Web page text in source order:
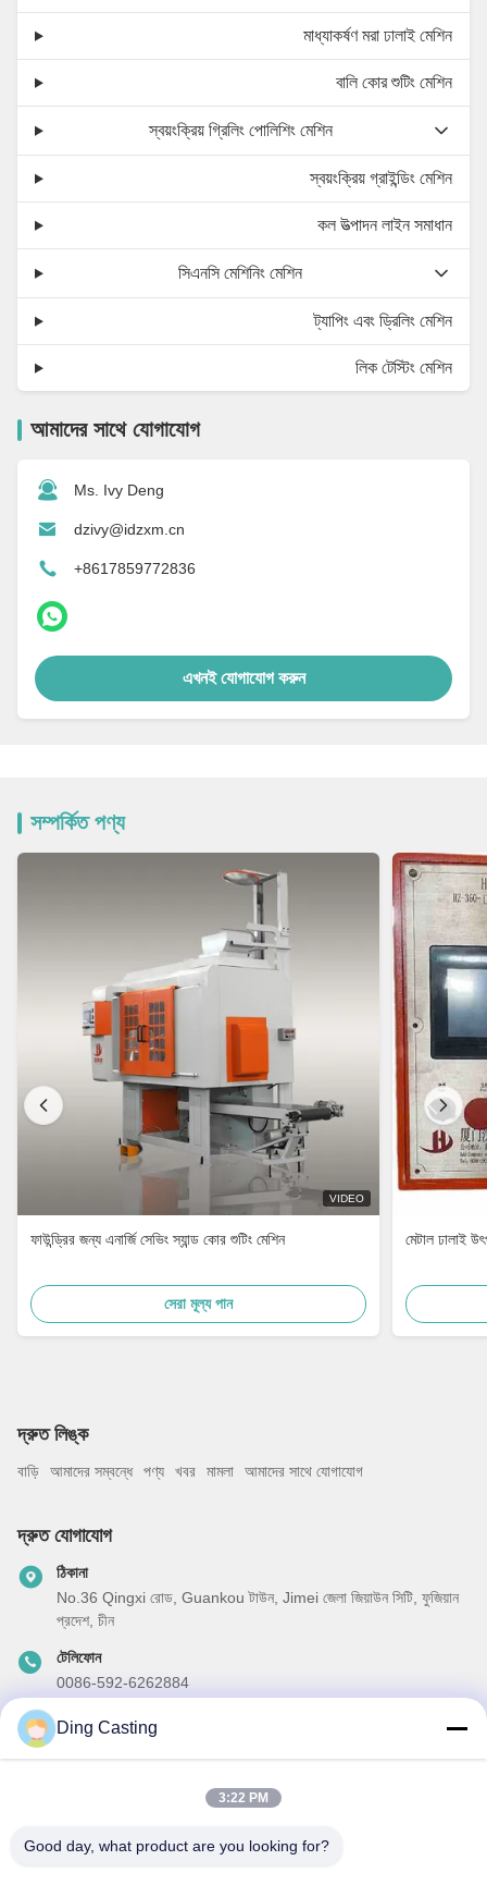
মাধ্যাকর্ষণ মরা ঢালাই মেশিন
বালি কোর শুটিং মেশিন
স্বয়ংক্রিয় গ্রিলিং পোলিশিং মেশিন
স্বয়ংক্রিয় গ্রাইন্ডিং মেশিন
কল উত্পাদন লাইন সমাধান
সিএনসি মেশিনিং মেশিন
ট্যাপিং এবং ড্রিলিং মেশিন
লিক টেস্টিং মেশিন
আমাদের সাথে যোগাযোগ
Ms. Ivy Deng
dzivy@idzxm.cn
+8617859772836
এখনই যোগাযোগ করুন
সম্পর্কিত পণ্য
VIDEO
ফাউন্ড্রির জন্য এনার্জি সেভিং স্যান্ড কোর শুটিং মেশিন
সেরা মূল্য পান
মেটাল ঢালাই
দ্রুত লিঙ্ক
বাড়ি আমাদের সম্বন্ধে পণ্য খবর মামলা আমাদের সাথে যোগাযোগ
দ্রুত যোগাযোগ
ঠিকানা
No.36 Qingxi রোড, Guankou টাউন, Jimei জেলা জিয়াউন সিটি, ফুজিয়ান
প্রদেশ, চীন
টেলিফোন
0086-592-6262884
ই-মেইল
আমাদের নিউজলেটার
Ding Casting
3:22 PM
Good day, what product are you looking for?